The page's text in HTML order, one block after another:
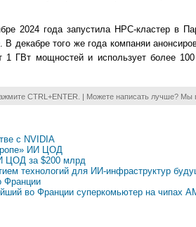
2024 года запустила HPC-кластер в
. В декабре того же года компаняи
ГВт мощностей и использует более
CTRL+ENTER. | Можете написать лучше? Мы
с NVIDIA
ИИ ЦОД
ЦОД за $200 млрд
технологий для ИИ-инфраструктур
Франции
во Франции суперкомьютер на чипах